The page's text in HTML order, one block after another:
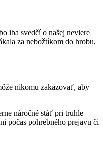
iba svedčí o našej neviere
za nebožtíkom do hrobu,
nikomu zakazovať, aby
náročné stáť pri truhle
počas pohrebného prejavu či